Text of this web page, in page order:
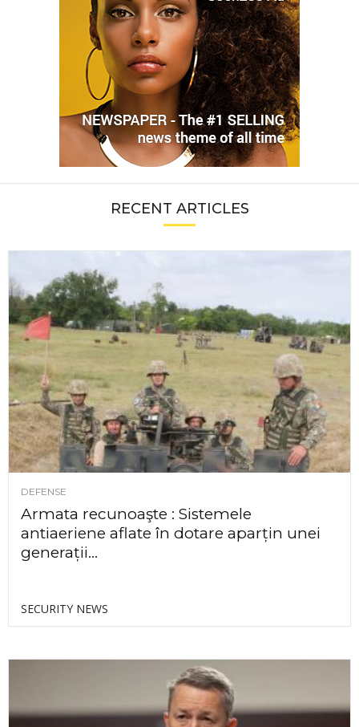
RECENT ARTICLES
DEFENSE
Armata recunoaşte : Sistemele
antiaeriene aflate în dotare aparțin unei
generații...
SECURITY NEWS